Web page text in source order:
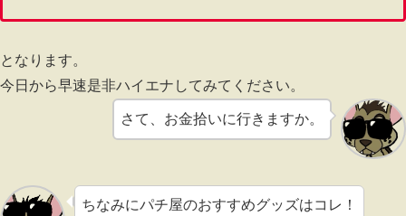
となります。
今日から早速是非ハイエナしてみてください。
さて、お金拾いに行きますか。
ちなみにパチ屋のおすすめグッズはコレ！